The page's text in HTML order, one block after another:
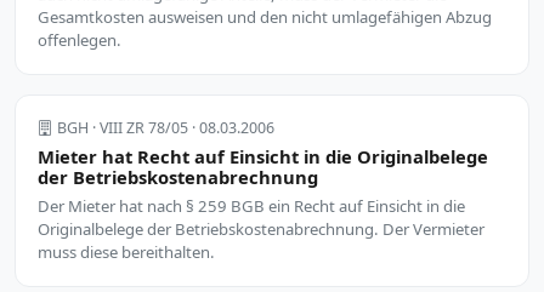
Gesamtkosten ausweisen und den nicht umlagefähigen Abzug
offenlegen.
BGH · VIII ZR 78/05 · 08.03.2006
Mieter hat Recht auf Einsicht in die Originalbelege
der Betriebskostenabrechnung
Der Mieter hat nach § 259 BGB ein Recht auf Einsicht in die
Originalbelege der Betriebskostenabrechnung. Der Vermieter
muss diese bereithalten.